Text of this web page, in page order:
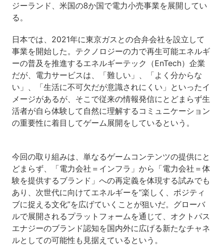
ジーランド、米国の8か国で電力小売事業を展開してい
る。
日本では、2021年に東京ガスとの合弁会社を設立して
事業を開始した。テクノロジーの力で再生可能エネルギ
ーの普及を推進するエネルギーテック（EnTech）企業
だが、電力サービスは、「難しい」、「よく分からな
い」、「生活に不可欠だが意識されにくい」といったイ
メージがあるが、そこで従来の情報発信にとどまらず生
活者が自ら体験して自然に理解するコミュニケーション
の重要性に着目してゲーム展開をしているという。
今回の取り組みは、単なるゲームコンテンツの提供にと
どまらず、「電力会社＝インフラ」から「電力会社＝体
験を提供するブランド」への再定義を体現する試みでも
あり、次世代に向けてエネルギーを“楽しく、ポジティ
ブに捉える文化”を広げていくことが狙いだ。グローバ
ルで展開されるプラットフォームを通じて、オクトパス
エナジーのブランド認知を国内外に広げる新たなチャネ
ルとしての可能性も見据えているという。